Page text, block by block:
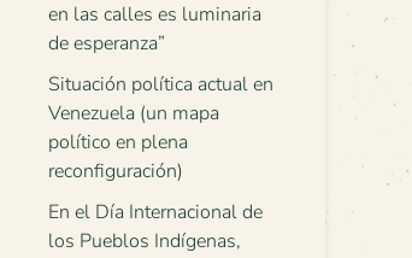
en las calles es luminaria
de esperanza”
Situación política actual en
Venezuela (un mapa
político en plena
reconfiguración)
En el Día Internacional de
los Pueblos Indígenas,